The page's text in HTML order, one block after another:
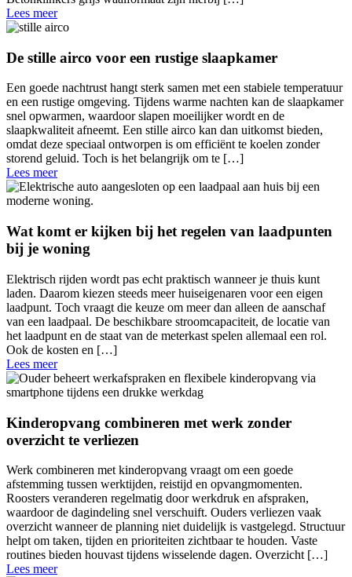
Lees meer
De stille airco voor een rustige slaapkamer
Een goede nachtrust hangt sterk samen met een stabiele temperatuur
en een rustige omgeving. Tijdens warme nachten kan de slaapkamer
snel opwarmen, waardoor slapen moeilijker wordt en de
slaapkwaliteit afneemt. Een stille airco kan dan uitkomst bieden,
omdat deze speciaal ontworpen is om efficiënt te koelen zonder
storend geluid. Toch is het belangrijk om te […]
Lees meer
Wat komt er kijken bij het regelen van laadpunten
bij je woning
Elektrisch rijden wordt pas echt praktisch wanneer je thuis kunt
laden. Daarom kiezen steeds meer huiseigenaren voor een eigen
laadpunt. Toch vraagt die keuze om meer dan alleen de aanschaf
van een laadpaal. De beschikbare stroomcapaciteit, de locatie van
het laadpunt en de staat van de meterkast spelen allemaal een rol.
Ook de kosten en […]
Lees meer
Kinderopvang combineren met werk zonder
overzicht te verliezen
Werk combineren met kinderopvang vraagt om een goede
afstemming tussen werktijden, reistijd en opvangmomenten.
Roosters veranderen regelmatig door werkdruk en afspraken,
waardoor de dagindeling snel verschuift. Ouders verliezen vaak
overzicht wanneer de planning niet duidelijk is vastgelegd. Structuur
helpt om taken, tijden en prioriteiten zichtbaar te houden. Vaste
routines bieden houvast tijdens wisselende dagen. Overzicht […]
Lees meer